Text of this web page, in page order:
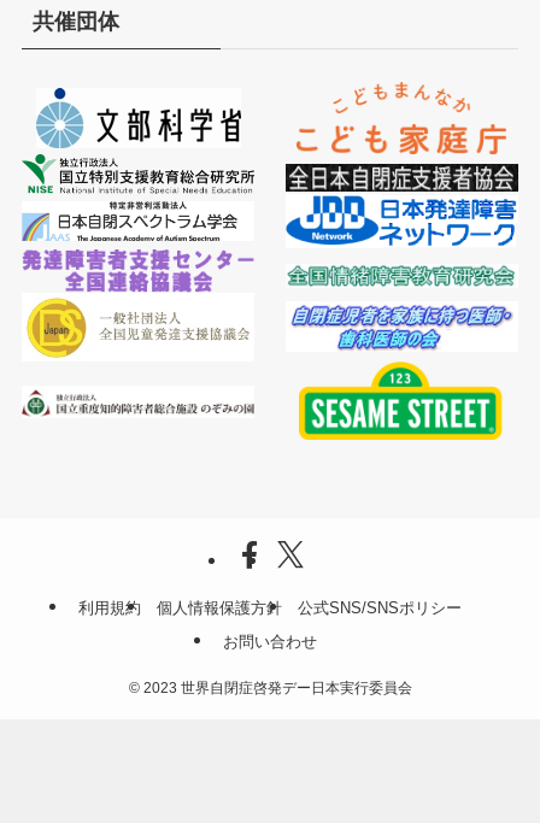
共催団体
利用規約 個人情報保護方針
公式SNS/SNSポリシー
お問い合わせ
©2023 世界自閉症啓発デー日本実行委員会